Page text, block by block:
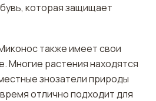
которая защищает
также имеет свои
Многие растения находятся
знозатели природы
отлично подходит для